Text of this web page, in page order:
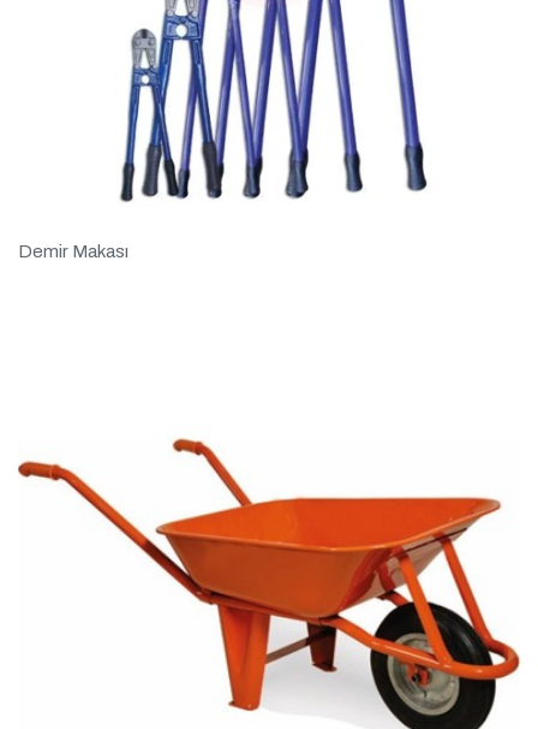
Demir Makası